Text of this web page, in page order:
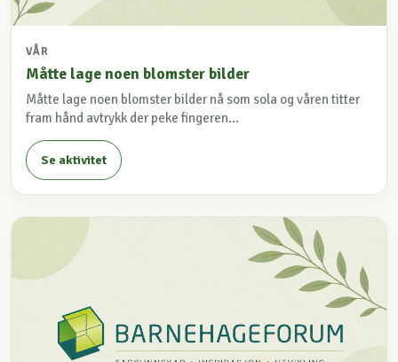
VÅR
Måtte lage noen blomster bilder
Måtte lage noen blomster bilder nå som sola og våren titter
fram hånd avtrykk der peke fingeren...
Se aktivitet